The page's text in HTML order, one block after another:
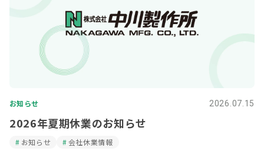
お知らせ 2026.07.15
2026年夏期休業のお知らせ
お知らせ 会社休業情報